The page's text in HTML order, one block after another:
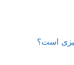
است؟